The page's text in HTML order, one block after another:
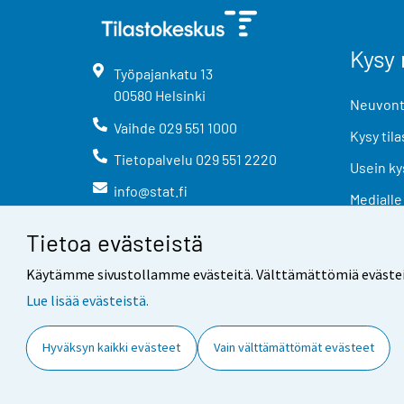
Tietoa evästeistä
Käytämme sivustollamme evästeitä. Välttämättömiä
Lue lisää evästeistä.
Hyväksyn kaikki evästeet Vain välttämättömät evästeet
Työpajankatu 13
00580 Helsinki
Vaihde 029 551 1000
Tietopalvelu 029 551 2220
info@stat.fi
Kysy
Usein
Medialle
Yhteystiedot Palaute